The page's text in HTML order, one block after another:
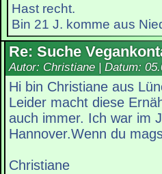
Hast recht.
Bin 21 J. komme aus
Re: Suche
Autor: Christiane | Datum:
Hi bin Christiane aus
Leider macht diese
auch immer. Ich war im
Hannover.Wenn du
Christiane